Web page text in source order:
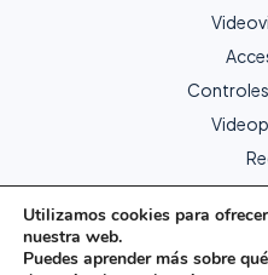
Copyright © 2024 Protecme
Utilizamos cookies para
nuestra web.
Puedes aprender más sobre